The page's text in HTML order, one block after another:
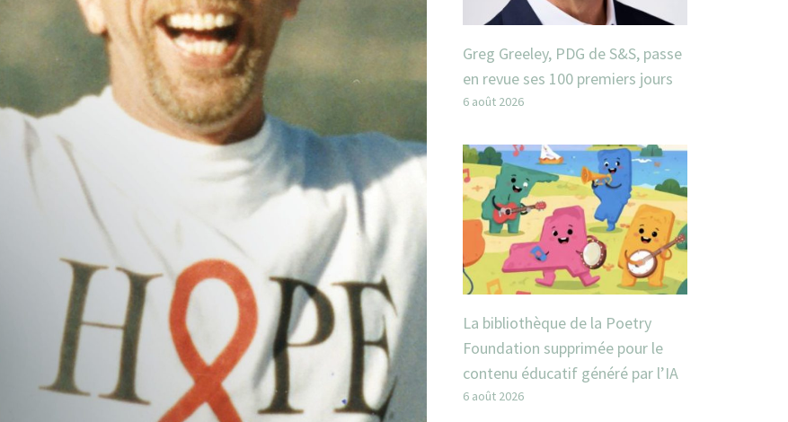
Greg Greeley, PDG de S&S, passe
en revue ses 100 premiers jours
6 août 2026
La bibliothèque de la Poetry
Foundation supprimée pour le
contenu éducatif généré par l’IA
6 août 2026